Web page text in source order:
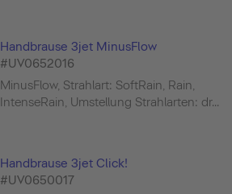
Handbrause 3jet MinusFlow
#UV0652016
MinusFlow, Strahlart: SoftRain, Rain,
IntenseRain, Umstellung Strahlarten: dr...
Handbrause 3jet Click!
#UV0650017